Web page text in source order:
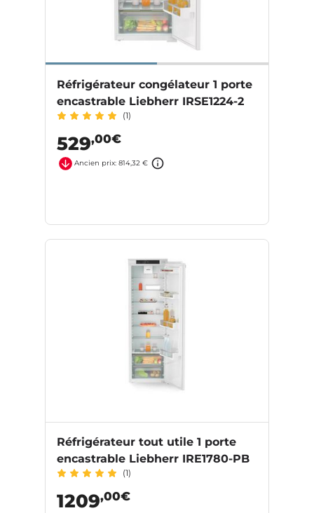
Réfrigérateur congélateur 1 porte
encastrable Liebherr IRSE1224-2
(1)
529,00€
Ancien prix: 814,32 €
Réfrigérateur tout utile 1 porte
encastrable Liebherr IRE1780-PB
(1)
1209,00€